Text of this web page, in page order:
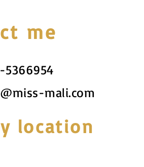
me
mali.com
location